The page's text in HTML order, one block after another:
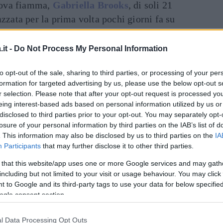
- Do Not Process My Personal Information
opt-out of the sale, sharing to third parties, or processing of your
for targeted advertising by us, please use the below opt-out
selection. Please note that after your opt-out request is processed
interest-based ads based on personal information utilized by us
to third parties prior to your opt-out. You may separately
of your personal information by third parties on the IAB’s list of
This information may also be disclosed by us to third parties on the
Participants that may further disclose it to other third parties.
that this website/app uses one or more Google services and may
but not limited to your visit or usage behaviour. You may
to Google and its third-party tags to use your data for below
consent section.
Data Processing Opt Outs
fiamma, Gabriella Brooks, di soli 21
per la prima volta pochi giorni fa su
molto intimi.
Images)
lasciati, ripresi più volte dal 2009, fino a
dicembre del 2018. Ora, dopo soli 8 mesi
Però, come riportato dal sito di gossip
single fino al22 febbraio, tempo
Solo un dettaglio per la ex coppia
trascorreranno il primoSan Valentinoda